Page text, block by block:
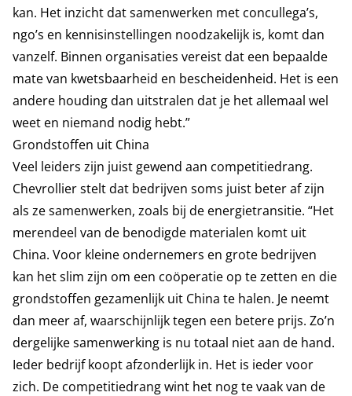
kan. Het inzicht dat samenwerken met concullega’s,
ngo’s en kennisinstellingen noodzakelijk is, komt dan
vanzelf. Binnen organisaties vereist dat een bepaalde
mate van kwetsbaarheid en bescheidenheid. Het is een
andere houding dan uitstralen dat je het allemaal wel
weet en niemand nodig hebt.”
Grondstoffen uit China
Veel leiders zijn juist gewend aan competitiedrang.
Chevrollier stelt dat bedrijven soms juist beter af zijn
als ze samenwerken, zoals bij de energietransitie. “Het
merendeel van de benodigde materialen komt uit
China. Voor kleine ondernemers en grote bedrijven
kan het slim zijn om een coöperatie op te zetten en die
grondstoffen gezamenlijk uit China te halen. Je neemt
dan meer af, waarschijnlijk tegen een betere prijs. Zo’n
dergelijke samenwerking is nu totaal niet aan de hand.
Ieder bedrijf koopt afzonderlijk in. Het is ieder voor
zich. De competitiedrang wint het nog te vaak van de